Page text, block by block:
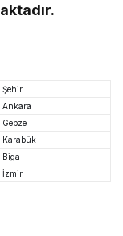
Şehir
Ankara
Gebze
Karabük
Biga
İzmir